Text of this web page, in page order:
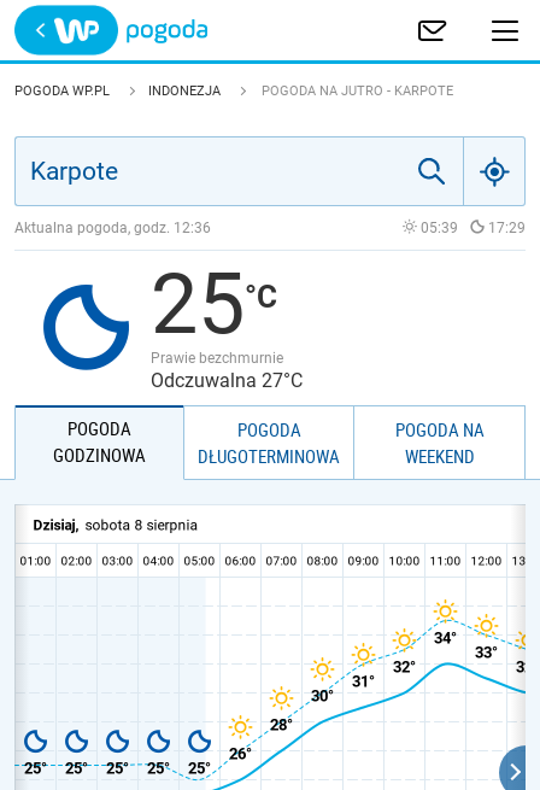
Trwa ładowanie
POLSKA
JAKOŚĆ POWIETRZA
POGODA WP.PL INDONEZJA POGODA NA JUTRO - KARPOTE
Aktualna pogoda, godz. 12:36 05:39 17:29
25
Prawie bezchmurnie
Odczuwalna 27°C
POGODA
GODZINOWA
POGODA
DŁUGOTERMINOWA
POGODA NA
WEEKEND